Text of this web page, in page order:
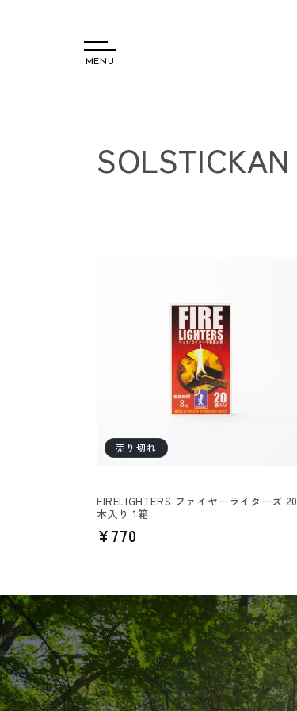
MENU
コ
SOLSTICKAN
売り切れ
FIRELIGHTERS ファイヤーライターズ 20
本入り 1箱
通
格
¥770